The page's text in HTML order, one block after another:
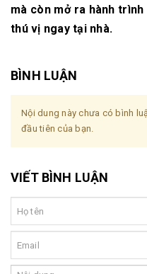
mà còn mở ra hành
thú vị ngay tại nhà.
BÌNH LUẬN
Nội dung này chưa có bình
đầu tiên của bạn.
VIẾT BÌNH LUẬN